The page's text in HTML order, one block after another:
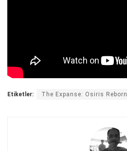
Etiketler: The Expanse: Osiris Reborn